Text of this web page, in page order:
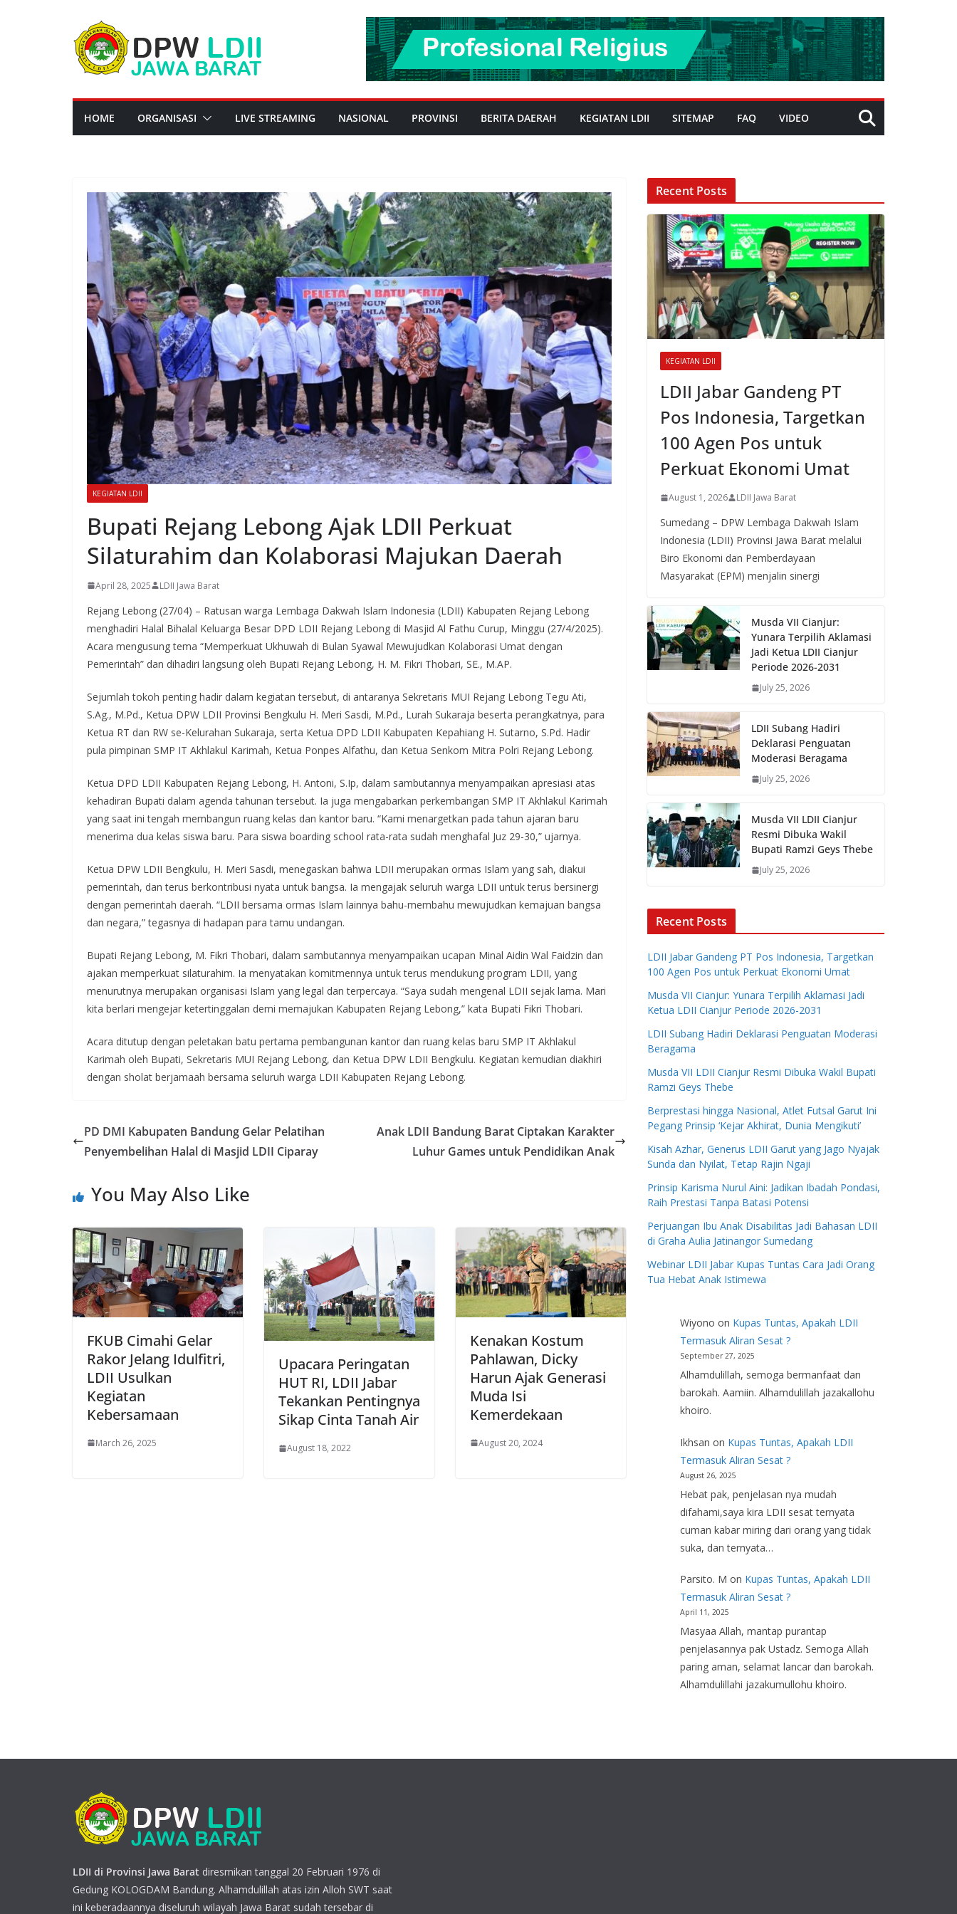
HOME ORGANISASI LIVE STREAMING NASIONAL PROVINSI BERITA DAERAH KEGIATAN LDII SITEMAP FAQ VIDEO
KEGIATAN LDII
Bupati Rejang Lebong Ajak LDII Perkuat
Silaturahim dan Kolaborasi Majukan Daerah
April 28, 2025 LDII Jawa Barat
Rejang Lebong (27/04) – Ratusan warga Lembaga Dakwah Islam Indonesia (LDII) Kabupaten Rejang Lebong
menghadiri Halal Bihalal Keluarga Besar DPD LDII Rejang Lebong di Masjid Al Fathu Curup, Minggu (27/4/2025).
Acara mengusung tema “Memperkuat Ukhuwah di Bulan Syawal Mewujudkan Kolaborasi Umat dengan
Pemerintah” dan dihadiri langsung oleh Bupati Rejang Lebong, H. M. Fikri Thobari, SE., M.AP.
Sejumlah tokoh penting hadir dalam kegiatan tersebut, di antaranya Sekretaris MUI Rejang Lebong Tegu Ati,
S.Ag., M.Pd., Ketua DPW LDII Provinsi Bengkulu H. Meri Sasdi, M.Pd., Lurah Sukaraja beserta perangkatnya, para
Ketua RT dan RW se-Kelurahan Sukaraja, serta Ketua DPD LDII Kabupaten Kepahiang H. Sutarno, S.Pd. Hadir
pula pimpinan SMP IT Akhlakul Karimah, Ketua Ponpes Alfathu, dan Ketua Senkom Mitra Polri Rejang Lebong.
Ketua DPD LDII Kabupaten Rejang Lebong, H. Antoni, S.Ip, dalam sambutannya menyampaikan apresiasi atas
kehadiran Bupati dalam agenda tahunan tersebut. Ia juga mengabarkan perkembangan SMP IT Akhlakul Karimah
yang saat ini tengah membangun ruang kelas dan kantor baru. “Kami menargetkan pada tahun ajaran baru
menerima dua kelas siswa baru. Para siswa boarding school rata-rata sudah menghafal Juz 29-30,” ujarnya.
Ketua DPW LDII Bengkulu, H. Meri Sasdi, menegaskan bahwa LDII merupakan ormas Islam yang sah, diakui
pemerintah, dan terus berkontribusi nyata untuk bangsa. Ia mengajak seluruh warga LDII untuk terus bersinergi
dengan pemerintah daerah. “LDII bersama ormas Islam lainnya bahu-membahu mewujudkan kemajuan bangsa
dan negara,” tegasnya di hadapan para tamu undangan.
Bupati Rejang Lebong, M. Fikri Thobari, dalam sambutannya menyampaikan ucapan Minal Aidin Wal Faidzin dan
ajakan memperkuat silaturahim. Ia menyatakan komitmennya untuk terus mendukung program LDII, yang
menurutnya merupakan organisasi Islam yang legal dan terpercaya. “Saya sudah mengenal LDII sejak lama. Mari
kita berlari mengejar ketertinggalan demi memajukan Kabupaten Rejang Lebong,” kata Bupati Fikri Thobari.
Acara ditutup dengan peletakan batu pertama pembangunan kantor dan ruang kelas baru SMP IT Akhlakul
Karimah oleh Bupati, Sekretaris MUI Rejang Lebong, dan Ketua DPW LDII Bengkulu. Kegiatan kemudian diakhiri
dengan sholat berjamaah bersama seluruh warga LDII Kabupaten Rejang Lebong.
PD DMI Kabupaten Bandung Gelar Pelatihan
Penyembelihan Halal di Masjid LDII Ciparay
Anak LDII Bandung Barat Ciptakan Karakter
Luhur Games untuk Pendidikan Anak
You May Also Like
FKUB Cimahi Gelar
Rakor Jelang Idulfitri,
LDII Usulkan
Kegiatan
Kebersamaan
March 26, 2025
Upacara Peringatan
HUT RI, LDII Jabar
Tekankan Pentingnya
Sikap Cinta Tanah Air
August 18, 2022
Kenakan Kostum
Pahlawan, Dicky
Harun Ajak Generasi
Muda Isi
Kemerdekaan
August 20, 2024
Recent Posts
KEGIATAN LDII
LDII Jabar Gandeng PT
Pos Indonesia, Targetkan
100 Agen Pos untuk
Perkuat Ekonomi Umat
August 1, 2026 LDII Jawa Barat
Sumedang – DPW Lembaga Dakwah Islam
Indonesia (LDII) Provinsi Jawa Barat melalui
Biro Ekonomi dan Pemberdayaan
Masyarakat (EPM) menjalin sinergi
Musda VII Cianjur:
Yunara Terpilih Aklamasi
Jadi Ketua LDII Cianjur
Periode 2026-2031
July 25, 2026
LDII Subang Hadiri
Deklarasi Penguatan
Moderasi Beragama
July 25, 2026
Musda VII LDII Cianjur
Resmi Dibuka Wakil
Bupati Ramzi Geys Thebe
July 25, 2026
Recent Posts
LDII Jabar Gandeng PT Pos Indonesia, Targetkan
100 Agen Pos untuk Perkuat Ekonomi Umat
Musda VII Cianjur: Yunara Terpilih Aklamasi Jadi
Ketua LDII Cianjur Periode 2026-2031
LDII Subang Hadiri Deklarasi Penguatan Moderasi
Beragama
Musda VII LDII Cianjur Resmi Dibuka Wakil Bupati
Ramzi Geys Thebe
Berprestasi hingga Nasional, Atlet Futsal Garut Ini
Pegang Prinsip ‘Kejar Akhirat, Dunia Mengikuti’
Kisah Azhar, Generus LDII Garut yang Jago Nyajak
Sunda dan Nyilat, Tetap Rajin Ngaji
Prinsip Karisma Nurul Aini: Jadikan Ibadah Pondasi,
Raih Prestasi Tanpa Batasi Potensi
Perjuangan Ibu Anak Disabilitas Jadi Bahasan LDII
di Graha Aulia Jatinangor Sumedang
Webinar LDII Jabar Kupas Tuntas Cara Jadi Orang
Tua Hebat Anak Istimewa
Wiyono on Kupas Tuntas, Apakah LDII
Termasuk Aliran Sesat ?
September 27, 2025
Alhamdulillah, semoga bermanfaat dan
barokah. Aamiin. Alhamdulillah jazakallohu
khoiro.
Ikhsan on Kupas Tuntas, Apakah LDII
Termasuk Aliran Sesat ?
August 26, 2025
Hebat pak, penjelasan nya mudah
difahami,saya kira LDII sesat ternyata
cuman kabar miring dari orang yang tidak
suka, dan ternyata…
Parsito. M on Kupas Tuntas, Apakah LDII
Termasuk Aliran Sesat ?
April 11, 2025
Masyaa Allah, mantap purantap
penjelasannya pak Ustadz. Semoga Allah
paring aman, selamat lancar dan barokah.
Alhamdulillahi jazakumullohu khoiro.
LDII di Provinsi Jawa Barat diresmikan tanggal 20 Februari 1976 di
Gedung KOLOGDAM Bandung. Alhamdulillah atas izin Alloh SWT saat
ini keberadaannya diseluruh wilayah Jawa Barat sudah tersebar di